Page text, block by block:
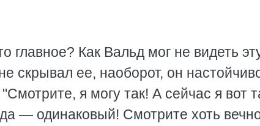
Как Вальд мог не видеть
скрывал ее, наоборот, он
я могу так! А сейчас я вот
— одинаковый! Смотрите хоть